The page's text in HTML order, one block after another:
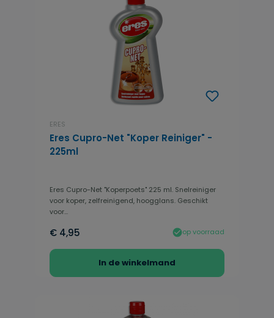
ERES
Eres Cupro-Net "Koper Reiniger" -
225ml
Eres Cupro-Net "Koperpoets" 225 ml. Snelreiniger
voor koper, zelfreinigend, hoogglans. Geschikt
voor...
€ 4,95 op voorraad
In de winkelmand